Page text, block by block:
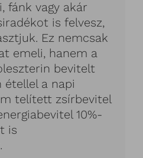
fánk vagy akár
is felvesz,
Ez nemcsak
emeli, hanem a
bevitelt
étellel a napi
telített zsírbevitel
10%-
is